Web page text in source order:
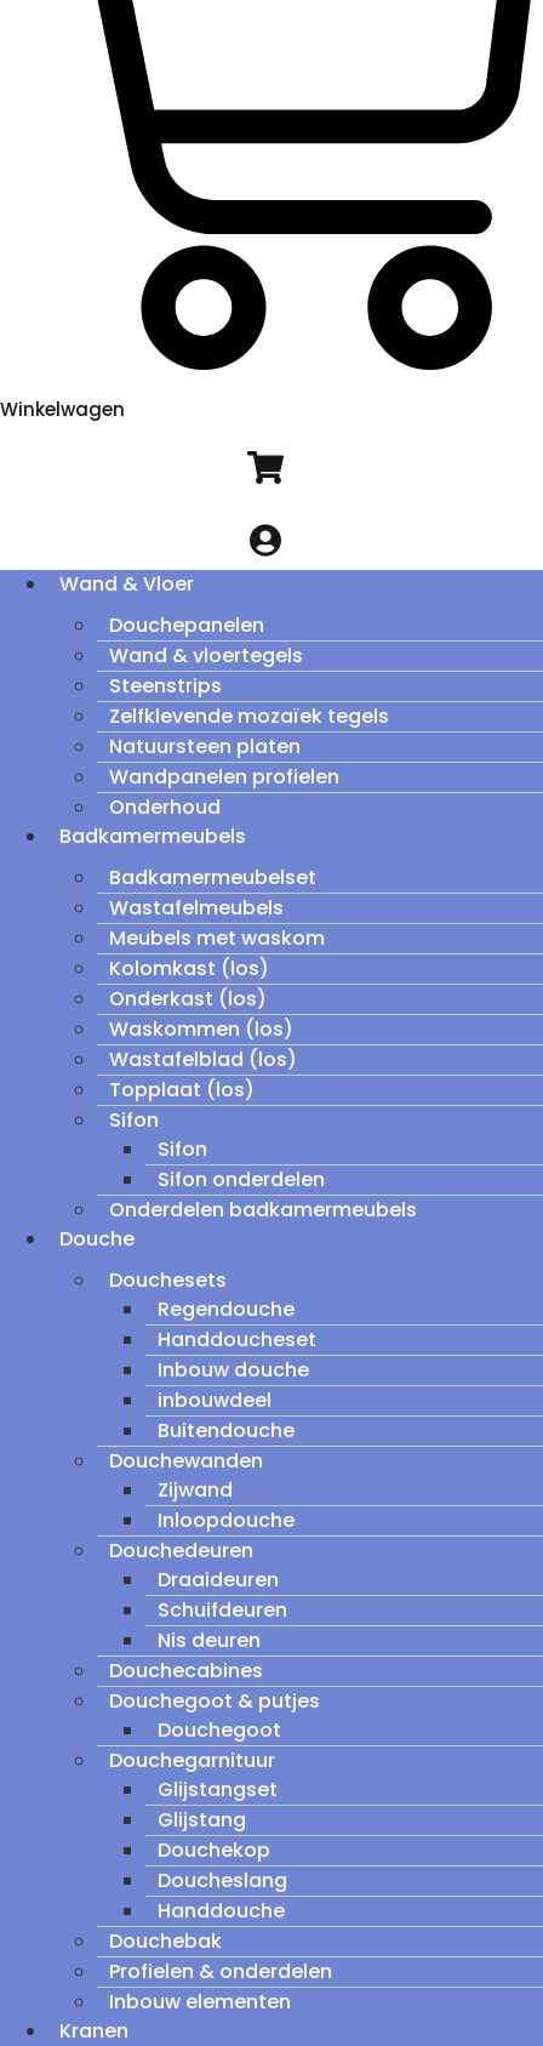
Winkelwagen
Wand & Vloer
Douchepanelen
Wand & vloertegels
Steenstrips
Zelfklevende mozaïek tegels
Natuursteen platen
Wandpanelen profielen
Onderhoud
Badkamermeubels
Badkamermeubelset
Wastafelmeubels
Meubels met waskom
Kolomkast (los)
Onderkast (los)
Waskommen (los)
Wastafelblad (los)
Topplaat (los)
Sifon
Sifon
Sifon onderdelen
Onderdelen badkamermeubels
Douche
Douchesets
Regendouche
Handdoucheset
Inbouw douche
inbouwdeel
Buitendouche
Douchewanden
Zijwand
Inloopdouche
Douchedeuren
Draaideuren
Schuifdeuren
Nis deuren
Douchecabines
Douchegoot & putjes
Douchegoot
Douchegarnituur
Glijstangset
Glijstang
Douchekop
Doucheslang
Handdouche
Douchebak
Profielen & onderdelen
Inbouw elementen
Kranen